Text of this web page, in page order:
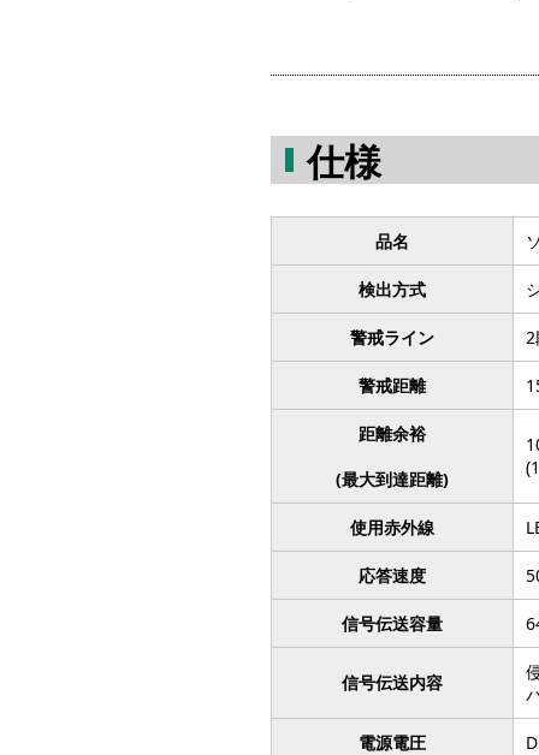
仕様
品名
検出方式
警戒ライン 2
警戒距離
距離余裕
(最大到達距離)
使用赤外線
応答速度
信号伝送容量
信号伝送内容
電源電圧